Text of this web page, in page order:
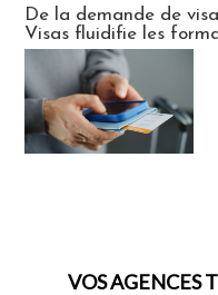
De la demande de
Visas fluidifie les
VOS AGENCES